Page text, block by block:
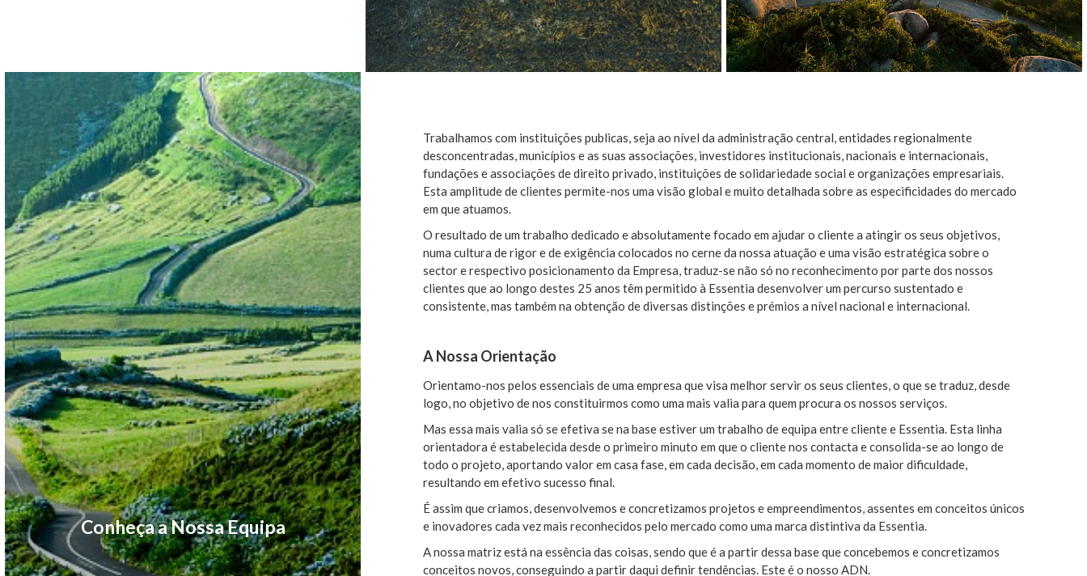
Conheça a Nossa Equipa
Trabalhamos com instituições publicas, seja ao nível da administração central, entidades regionalmente
desconcentradas, municípios e as suas associações, investidores institucionais, nacionais e internacionais,
fundações e associações de direito privado, instituições de solidariedade social e organizações empresariais.
Esta amplitude de clientes permite-nos uma visão global e muito detalhada sobre as especificidades do mercado
em que atuamos.
O resultado de um trabalho dedicado e absolutamente focado em ajudar o cliente a atingir os seus objetivos,
numa cultura de rigor e de exigência colocados no cerne da nossa atuação e uma visão estratégica sobre o
sector e respectivo posicionamento da Empresa, traduz-se não só no reconhecimento por parte dos nossos
clientes que ao longo destes 25 anos têm permitido à Essentia desenvolver um percurso sustentado e
consistente, mas também na obtenção de diversas distinções e prémios a nível nacional e internacional.
A Nossa Orientação
Orientamo-nos pelos essenciais de uma empresa que visa melhor servir os seus clientes, o que se traduz, desde
logo, no objetivo de nos constituirmos como uma mais valia para quem procura os nossos serviços.
Mas essa mais valia só se efetiva se na base estiver um trabalho de equipa entre cliente e Essentia. Esta linha
orientadora é estabelecida desde o primeiro minuto em que o cliente nos contacta e consolida-se ao longo de
todo o projeto, aportando valor em casa fase, em cada decisão, em cada momento de maior dificuldade,
resultando em efetivo sucesso final.
É assim que criamos, desenvolvemos e concretizamos projetos e empreendimentos, assentes em conceitos únicos
e inovadores cada vez mais reconhecidos pelo mercado como uma marca distintiva da Essentia.
A nossa matriz está na essência das coisas, sendo que é a partir dessa base que concebemos e concretizamos
conceitos novos, conseguindo a partir daqui definir tendências. Este é o nosso ADN.